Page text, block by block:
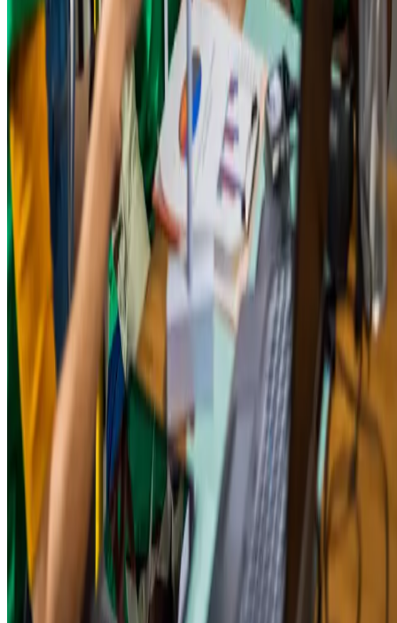
Agronegócio sustentável
A abordagem gira em torno de métodos produtivos voltados à
agricultura, que buscam aliar eficiência na produção de alimentos a
uma menor pressão sobre o meio ambiente. Alguns exemplos incluem
a rotação de culturas, o controle biológico, o uso de bioinsumos e
técnica de plantio direto.
Como adaptar seu negócio para
acompanhar essas mudanças?
Uma maneira de começar a adaptar o negócio ao modelo de
portadoras de futuro é a integração gradual de práticas sustentáveis
suas operações e no desenvolvimento dos seus produtos. Até mesmo
uma política simples de gestão responsável de resíduos já é um passo
significativo nessa direção.
Priorizar a experiência do cliente, buscando oferecer personalização e
transparência em suas interações, é outro aspecto importante. Além
disso, desenvolver produtos e serviços que atendam às crescentes
demandas por sustentabilidade e bem-estar é outro diferencial
competitivo.
A fim de acompanhar essa evolução,
investir no desenvolvimento
das habilidades da sua equipe para a nova economia é
fundamenta
l. Afinal, você viu que o futuro será moldado por
tecnologias, como a
inteligência artificial
Monitorar as tendências de consumo e adaptar o seu modelo de
negócio para incorporar a digitalização e o localismo, sempre com um
olhar atento à responsabilidade social e ambiental, complementam
transição.
Como você leu neste artigo, as economias portadoras de futuro
um ecossistema que engloba empresas, setores e práticas destinadas a
transformar a maneira como os negócios criam produtos e se
relacionam com os clientes.
Elas propõem um bem-vindo
alinhamento entre tecnologia, sustentabilidade e satisfação dos